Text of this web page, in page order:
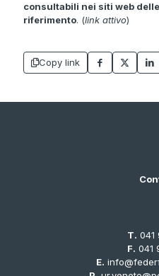
consultabili nei siti web
riferimento. (link attivo)
Copy link
T. 041
F. 041
E.